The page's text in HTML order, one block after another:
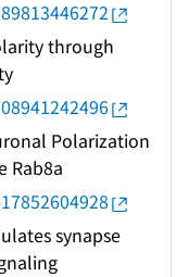
through
Polarization
Rab8a
synapse